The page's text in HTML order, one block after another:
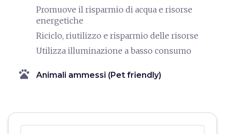
Promuove il risparmio di acqua e risorse
energetiche
Riciclo, riutilizzo e risparmio delle risorse
Utilizza illuminazione a basso consumo
pets Animali ammessi (Pet friendly)